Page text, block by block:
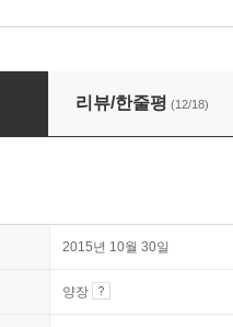
리뷰/한줄평 (12/18)
2015년 10월 30일
양장